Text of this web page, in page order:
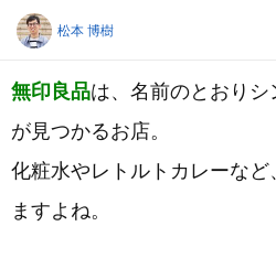
松本 博樹
無印良品は、名前のとおり
が見つかるお店。
化粧水やレトルトカレーなど
ますよね。